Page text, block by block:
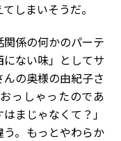
しまいそうだ。
係の何かのパーテ
ない味」としてサ
の奥様の由紀子さ
っしゃったのであ
まじゃなくて？」
。もっとやわらか